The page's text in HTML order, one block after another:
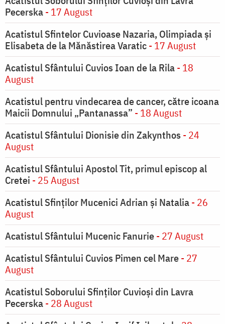
Pecerska- 17 August
Acatistul Sfintelor Cuvioase Nazaria, Olimpiada și
Elisabeta de la Mănăstirea Varatic- 17 August
Acatistul Sfântului Cuvios Ioan de la Rila- 18
August
Acatistul pentru vindecarea de cancer, către icoana
Maicii Domnului „Pantanassa” - 18 August
Acatistul Sfântului Dionisie din Zakynthos - 24
August
Acatistul Sfântului Apostol Tit, primul episcop al
Cretei - 25 August
Acatistul Sfinților Mucenici Adrian și Natalia- 26
August
Acatistul Sfântului Mucenic Fanurie- 27 August
Acatistul Sfântului Cuvios Pimen cel Mare- 27
August
Acatistul Soborului Sfinților Cuvioși din Lavra
Pecerska- 28 August